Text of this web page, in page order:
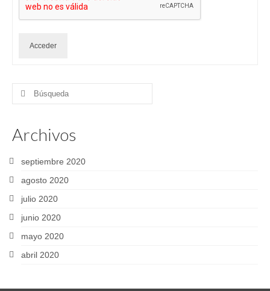
Acceder
Buscar
Archivos
septiembre 2020
agosto 2020
julio 2020
junio 2020
mayo 2020
abril 2020